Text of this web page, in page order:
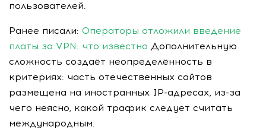
пользователей.
Ранее писали: Операторы отложили введение
платы за VPN: что известно Дополнительную
сложность создаёт неопределённость в
критериях: часть отечественных сайтов
размещена на иностранных IP-адресах, из-за
чего неясно, какой трафик следует считать
международным.